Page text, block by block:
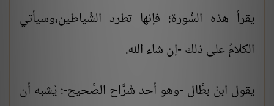
يقرأ هذه السُّورة؛ فإنها تطرد الشَّياطين،وسيأتي
الكلامُ على ذلك -إن شاء الله.
يقول ابنُ بطَّال -وهو أحد شُرَّاح الصَّحيح-: يُشبه أن